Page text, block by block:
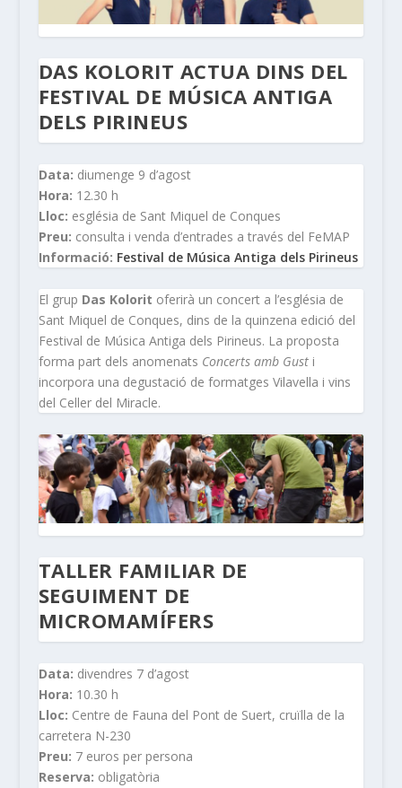
DAS KOLORIT ACTUA DINS DEL
FESTIVAL DE MÚSICA ANTIGA
DELS PIRINEUS
Data: diumenge 9 d’agost
Hora: 12.30 h
Lloc: església de Sant Miquel de Conques
Preu: consulta i venda d’entrades a través del FeMAP
Informació: Festival de Música Antiga dels Pirineus
El grup Das Kolorit oferirà un concert a l’església de
Sant Miquel de Conques, dins de la quinzena edició del
Festival de Música Antiga dels Pirineus. La proposta
forma part dels anomenats Concerts amb Gusti
incorpora una degustació de formatges Vilavella i vins
del Celler del Miracle.
TALLER FAMILIAR DE
SEGUIMENT DE
MICROMAMÍFERS
Data: divendres 7 d’agost
Hora: 10.30 h
Lloc: Centre de Fauna del Pont de Suert, cruïlla de la
carretera N-230
Preu: 7 euros per persona
Reserva: obligatòria